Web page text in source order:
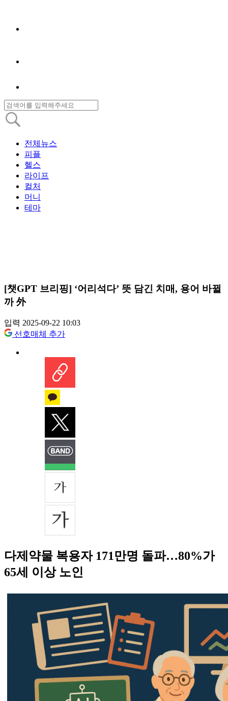
전체뉴스
피플
헬스
라이프
컬처
머니
테마
[챗GPT 브리핑] ‘어리석다’ 뜻 담긴 치매, 용어 바뀔
까 外
입력 2025-09-22 10:03
선호매체 추가
다제약물 복용자 171만명 돌파…80%가
65세 이상 노인